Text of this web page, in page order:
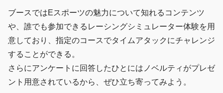
ブースではEスポーツの魅力について知れるコンテンツ
や、誰でも参加できるレーシングシミュレーター体験を用
意しており、指定のコースでタイムアタックにチャレンジ
することができる。
さらにアンケートに回答したひとにはノベルティがプレゼ
ント用意されているから、ぜひ立ち寄ってみよう。